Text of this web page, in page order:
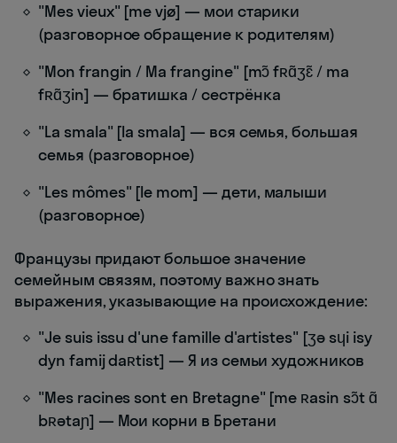
"Mes vieux" [me vjø] — мои старики
(разговорное обращение к родителям)
"Mon frangin / Ma frangine" [mɔ̃ fʀɑ̃ʒɛ̃ / ma
fʀɑ̃ʒin] — братишка / сестрёнка
"La smala" [la smala] — вся семья, большая
семья (разговорное)
"Les mômes" [le mom] — дети, малыши
(разговорное)
Французы придают большое значение
семейным связям, поэтому важно знать
выражения, указывающие на происхождение:
"Je suis issu d'une famille d'artistes" [ʒə sɥi isy
dyn famij daʀtist] — Я из семьи художников
"Mes racines sont en Bretagne" [me ʀasin sɔ̃t ɑ̃
bʀətaɲ] — Мои корни в Бретани